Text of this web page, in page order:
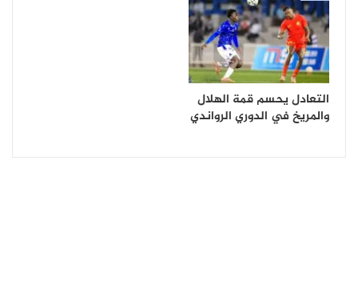
التعادل يحسم قمة الهلال
والمريخ في الدوري الرواندي